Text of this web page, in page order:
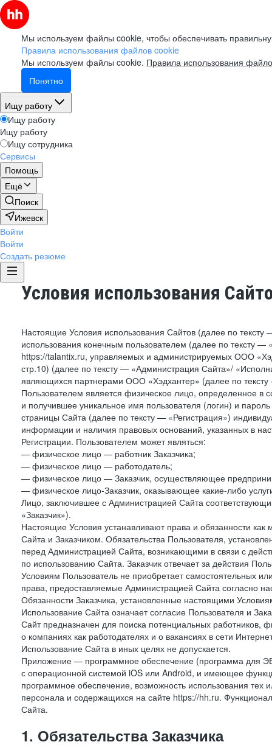
Мы используем файлы cookie, чтобы обеспечивать
Правила использования файлов cookie
Мы используем файлы cookie. Правила использования
Понятно
Ищу работу
Ищу работу
Ищу работу
Ищу сотрудника
Сервисы
Помощь
Ещё
Поиск
Ижевск
Войти
Войти
Создать резюме
Условия использования
Настоящие Условия использования Сайтов (далее по
использования конечным пользователем (далее по тексту
https://talantix.ru, управляемых и администрируемых ООО
стр.10) (далее по тексту — «Администрация Сайта»/
являющихся партнерами ООО «Хэдхантер» (далее по
Пользователем является физическое лицо, определенное в
и получившее уникальное имя пользователя (логин) и
страницы Сайта (далее по тексту — «Регистрация»)
информации и наличия правовых оснований, указанных в
Регистрации. Пользователем может являться:
— физическое лицо — работник Заказчика;
— физическое лицо — работодатель;
— физическое лицо — Заказчик, осуществляющее
— физическое лицо-Заказчик, оказывающее какие-либо
Лицо, заключившее с Администрацией Сайта
«Заказчик»).
Настоящие Условия устанавливают права и обязанности
Сайта и Заказчиком. Обязательства Пользователя,
перед Администрацией Сайта, возникающими в связи с
по использованию Сайта. Заказчик отвечает за действия
Условиям Пользователь не приобретает самостоятельных
права, предоставляемые Администрацией Сайта согласно
Обязанности Заказчика, установленные настоящими
Использование Сайта означает согласие Пользователя и
Сайт предназначен для поиска потенциальных
о компаниях как работодателях и о вакансиях в сети
Использование Сайта в иных целях не допускается.
Приложение — программное обеспечение (программа для
с операционной системой iOS или Android, и имеющее
программное обеспечение, возможность использования
персонала и содержащихся на сайте https://hh.ru.
Сайта.
1. Обязательства Заказчика